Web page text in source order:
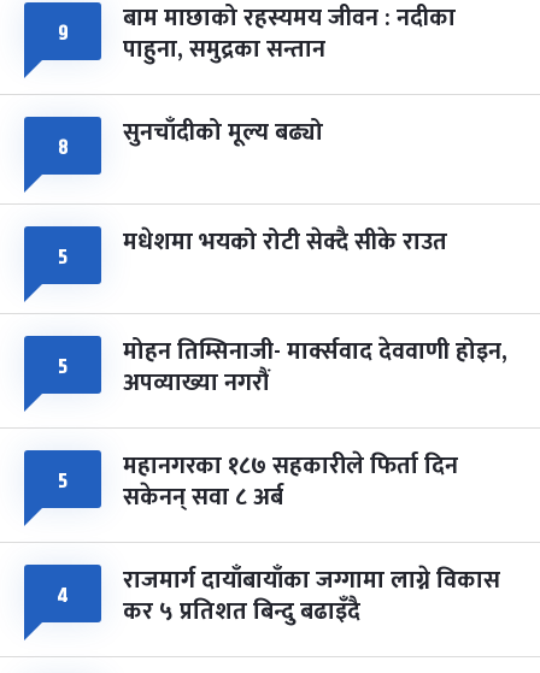
८ फागुपूर्णिमा
चैत्र ८, २०८३-Mar 22, 2027
७ महिना बाँकी
९ बाम माछाको रहस्यमय जीवन : नदीका
पाहुना, समुद्रका सन्तान
८ सुनचाँदीको मूल्य बढ्यो
५ मधेशमा भयको रोटी सेक्दै सीके राउत
५ मोहन तिम्सिनाजी- मार्क्सवाद देववाणी होइन,
अपव्याख्या नगरौं
५ महानगरका १८७ सहकारीले फिर्ता दिन
सकेनन् सवा ८ अर्ब
४ राजमार्ग दायाँबायाँका जग्गामा लाग्ने विकास
कर ५ प्रतिशत बिन्दु बढाइँदै